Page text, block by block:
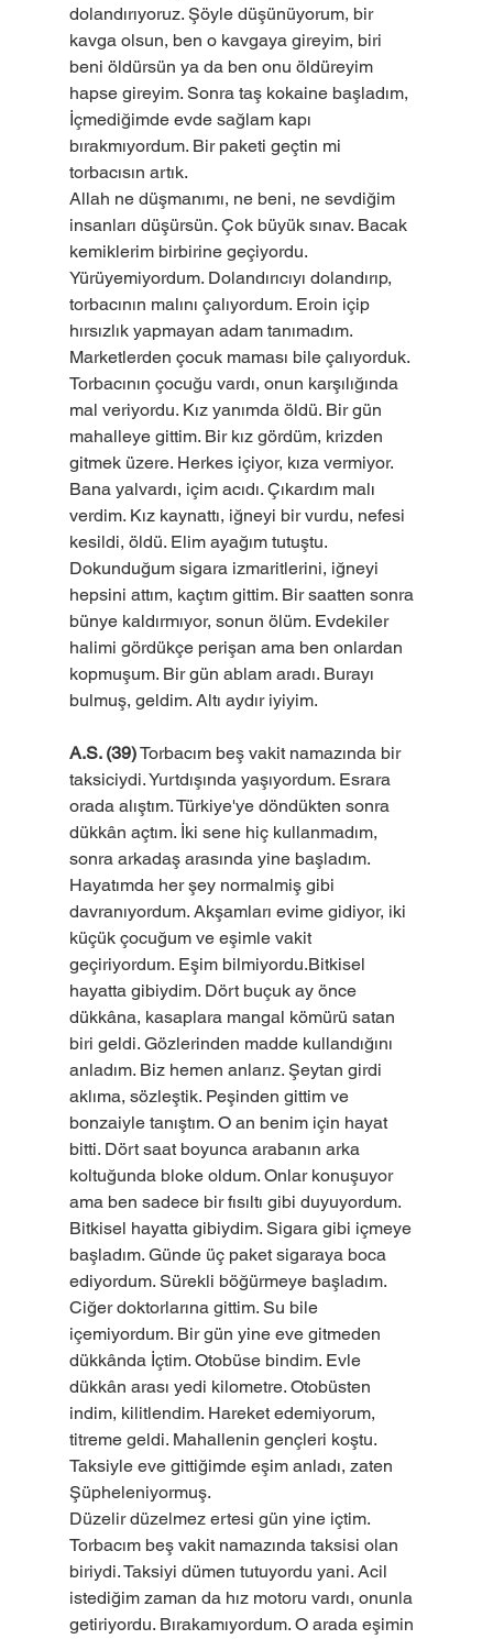
dolandırıyoruz. Şöyle düşünüyorum, bir
kavga olsun, ben o kavgaya gireyim, biri
beni öldürsün ya da ben onu öldüreyim
hapse gireyim. Sonra taş kokaine başladım,
İçmediğimde evde sağlam kapı
bırakmıyordum. Bir paketi geçtin mi
torbacısın artık.
Allah ne düşmanımı, ne beni, ne sevdiğim
insanları düşürsün. Çok büyük sınav. Bacak
kemiklerim birbirine geçiyordu.
Yürüyemiyordum. Dolandırıcıyı dolandırıp,
torbacının malını çalıyordum. Eroin içip
hırsızlık yapmayan adam tanımadım.
Marketlerden çocuk maması bile çalıyorduk.
Torbacının çocuğu vardı, onun karşılığında
mal veriyordu. Kız yanımda öldü. Bir gün
mahalleye gittim. Bir kız gördüm, krizden
gitmek üzere. Herkes içiyor, kıza vermiyor.
Bana yalvardı, içim acıdı. Çıkardım malı
verdim. Kız kaynattı, iğneyi bir vurdu, nefesi
kesildi, öldü. Elim ayağım tutuştu.
Dokunduğum sigara izmaritlerini, iğneyi
hepsini attım, kaçtım gittim. Bir saatten sonra
bünye kaldırmıyor, sonun ölüm. Evdekiler
halimi gördükçe perişan ama ben onlardan
kopmuşum. Bir gün ablam aradı. Burayı
bulmuş, geldim. Altı aydır iyiyim.
A.S. (39) Torbacım beş vakit namazında bir
taksiciydi. Yurtdışında yaşıyordum. Esrara
orada alıştım. Türkiye'ye döndükten sonra
dükkân açtım. İki sene hiç kullanmadım,
sonra arkadaş arasında yine başladım.
Hayatımda her şey normalmiş gibi
davranıyordum. Akşamları evime gidiyor, iki
küçük çocuğum ve eşimle vakit
geçiriyordum. Eşim bilmiyordu.Bitkisel
hayatta gibiydim. Dört buçuk ay önce
dükkâna, kasaplara mangal kömürü satan
biri geldi. Gözlerinden madde kullandığını
anladım. Biz hemen anlarız. Şeytan girdi
aklıma, sözleştik. Peşinden gittim ve
bonzaiyle tanıştım. O an benim için hayat
bitti. Dört saat boyunca arabanın arka
koltuğunda bloke oldum. Onlar konuşuyor
ama ben sadece bir fısıltı gibi duyuyordum.
Bitkisel hayatta gibiydim. Sigara gibi içmeye
başladım. Günde üç paket sigaraya boca
ediyordum. Sürekli böğürmeye başladım.
Ciğer doktorlarına gittim. Su bile
içemiyordum. Bir gün yine eve gitmeden
dükkânda İçtim. Otobüse bindim. Evle
dükkân arası yedi kilometre. Otobüsten
indim, kilitlendim. Hareket edemiyorum,
titreme geldi. Mahallenin gençleri koştu.
Taksiyle eve gittiğimde eşim anladı, zaten
Şüpheleniyormuş.
Düzelir düzelmez ertesi gün yine içtim.
Torbacım beş vakit namazında taksisi olan
biriydi. Taksiyi dümen tutuyordu yani. Acil
istediğim zaman da hız motoru vardı, onunla
getiriyordu. Bırakamıyordum. O arada eşimin